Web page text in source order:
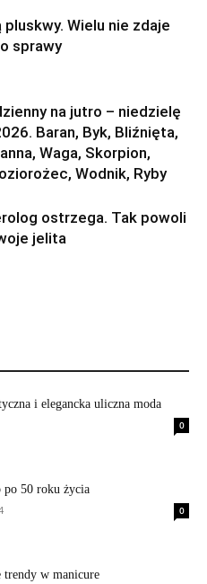
pluskwy. Wielu nie zdaje
sprawy
na jutro – niedzielę
Baran, Byk, Bliźnięta,
Waga, Skorpion,
Wodnik, Ryby
ostrzega. Tak powoli
jelita
i elegancka uliczna moda
0
po 50 roku życia
0
trendy w manicure